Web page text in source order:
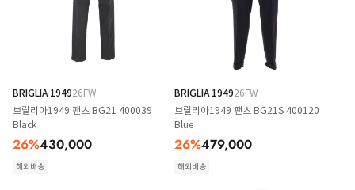
BRIGLIA 194926FW
브릴리아1949 팬츠 BG21 400039
Black
26%430,000
해외배송
BRIGLIA 194926FW
브릴리아1949 팬츠 BG21S 400120
Blue
26%479,000
해외배송